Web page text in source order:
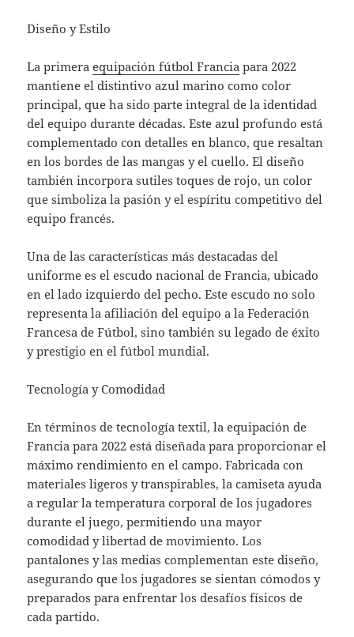
Diseño y Estilo
La primeraequipación fútbol Francia para 2022
mantiene el distintivo azul marino como color
principal, que ha sido parte integral de la identidad
del equipo durante décadas. Este azul profundo está
complementado con detalles en blanco, que resaltan
en los bordes de las mangas y el cuello. El diseño
también incorpora sutiles toques de rojo, un color
que simboliza la pasión y el espíritu competitivo del
equipo francés.
Una de las características más destacadas del
uniforme es el escudo nacional de Francia, ubicado
en el lado izquierdo del pecho. Este escudo no solo
representa la afiliación del equipo a la Federación
Francesa de Fútbol, sino también su legado de éxito
y prestigio en el fútbol mundial.
Tecnología y Comodidad
En términos de tecnología textil, la equipación de
Francia para 2022 está diseñada para proporcionar el
máximo rendimiento en el campo. Fabricada con
materiales ligeros y transpirables, la camiseta ayuda
a regular la temperatura corporal de los jugadores
durante el juego, permitiendo una mayor
comodidad y libertad de movimiento. Los
pantalones y las medias complementan este diseño,
asegurando que los jugadores se sientan cómodos y
preparados para enfrentar los desafíos físicos de
cada partido.